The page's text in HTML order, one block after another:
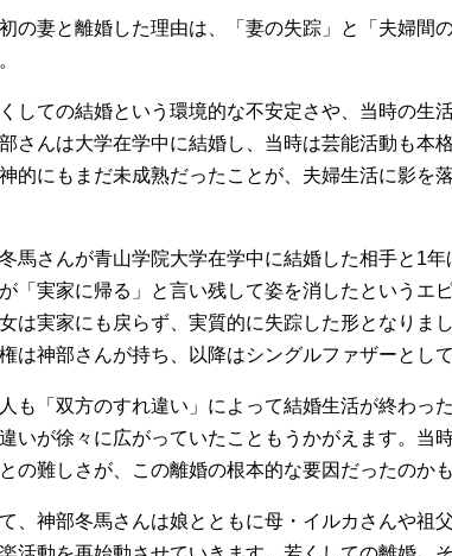
の妻と離婚した理由は、「妻の失踪」と「夫婦間
しての結婚という環境的な不安定さや、当時の生
さんは大学在学中に結婚し、当時は芸能活動も本
的にもまだ未成熟だったことが、夫婦生活に影を
馬さんが青山学院大学在学中に結婚した相手と1年
「実家に帰る」と言い残して姿を消したというエ
は実家にも戻らず、実質的に失踪した形となりま
は神部さんが持ち、以降はシングルファザーとし
も「双方のすれ違い」によって結婚生活が終わっ
いが徐々に広がっていたこともうかがえます。当
の難しさが、この離婚の根本的な要因だったのかも
、神部冬馬さんは娘とともに母・イルカさんや祖